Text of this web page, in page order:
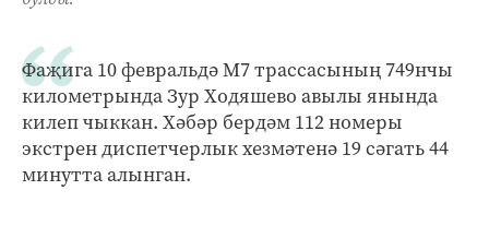
Фаҗига 10 февральдә М7 трассасының 749нчы
километрында Зур Ходяшево авылы янында
килеп чыккан. Хәбәр бердәм 112 номеры
экстрен диспетчерлык хезмәтенә 19 сәгать 44
минутта алынган.